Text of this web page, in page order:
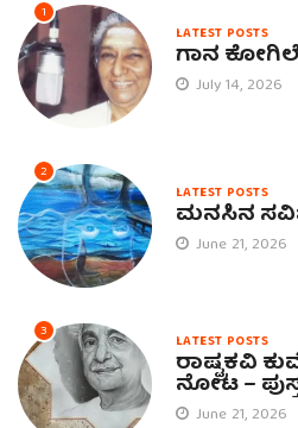
1
LATEST POSTS
ಗಾನ
July 14, 2026
2
LATEST POSTS
ಮನಸಿನ
June 21, 2026
3 LATEST POSTS
ರಾಷ್ಟ್ರಕವಿ
ನೋಟ –
June 21, 2026